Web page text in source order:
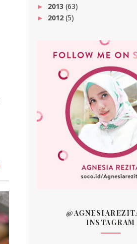
► 2013 (63)
► 2012 (5)
INSTAGRAM